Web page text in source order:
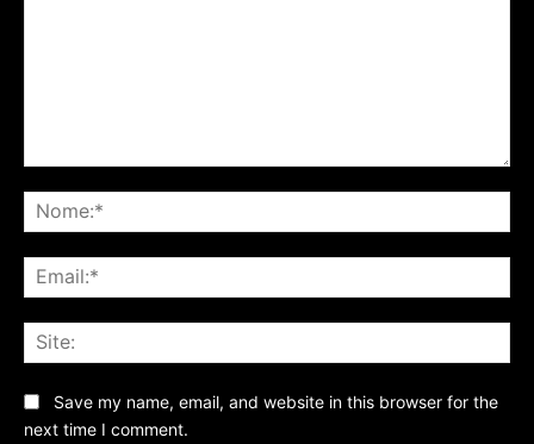
Save my name, email, and website in this browser for the
next time I comment.